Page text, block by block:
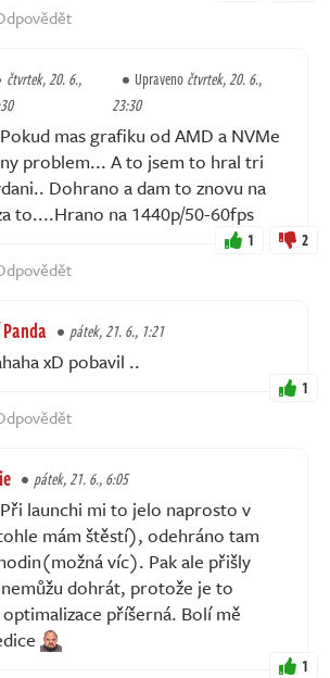
čtvrtek, 20. 6.,
Upravenočtvrtek, 20. 6.,
23:30
mas grafiku od AMD a NVMe
problem... A to jsem to hral tri
Dohrano a dam to znovu na
to....Hrano na 1440p/50-60fps
1 2
pátek, 21. 6., 1:21
xD pobavil ..
1
pátek, 21. 6., 6:05
launchi mi to jelo naprosto v
mám štěstí), odehráno tam
víc). Pak ale přišly
dohrát, protože je to
optimalizace příšerná. Bolí mě
1